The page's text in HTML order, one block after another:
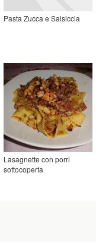
Pasta Zucca e Salsiccia
Lasagnette con porri
sottocoperta